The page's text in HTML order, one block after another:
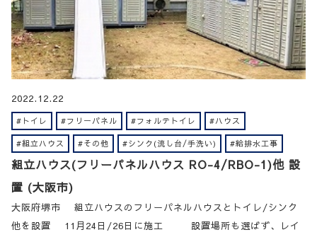
2022.12.22
#トイレ #フリーパネル #フォルテトイレ #ハウス
#組立ハウス #その他 #シンク(流し台/手洗い) #給排水工事
組立ハウス(フリーパネルハウス RO-4/RBO-1)他 設
置 (大阪市)
大阪府堺市 組立ハウスのフリーパネルハウスとトイレ/シンク
他を設置 11月24日/26日に施工 設置場所も選ばず、レイ